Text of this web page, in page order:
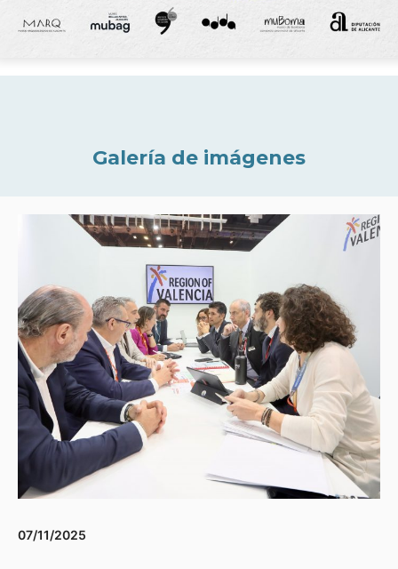
Galería de imágenes
07/11/2025